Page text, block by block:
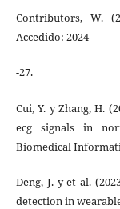
Contributors, W.
Accedido: 2024-
-27.
Cui, Y. y Zhang, H.
ecg signals in
Biomedical
Deng, J. y et al.
detection in